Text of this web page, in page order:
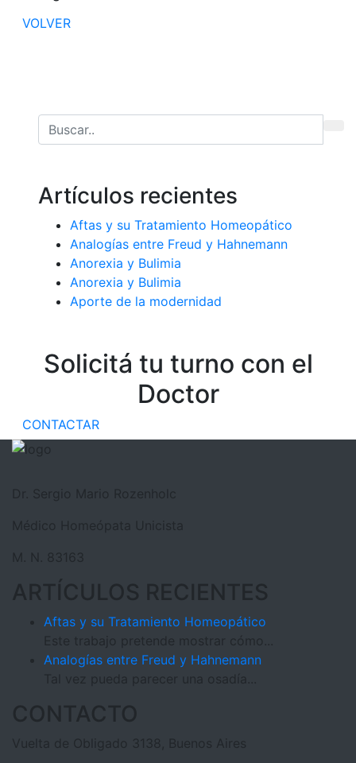
VOLVER
Artículos recientes
Aftas y su Tratamiento Homeopático
Analogías entre Freud y Hahnemann
Anorexia y Bulimia
Anorexia y Bulimia
Aporte de la modernidad
Solicitá tu turno con el
Doctor
CONTACTAR
Dr. Sergio Mario Rozenholc
Médico Homeópata Unicista
M. N. 83163
ARTÍCULOS RECIENTES
Aftas y su Tratamiento Homeopático
Este trabajo pretende mostrar cómo...
Analogías entre Freud y Hahnemann
Tal vez pueda parecer una osadía...
CONTACTO
Vuelta de Obligado 3138, Buenos Aires